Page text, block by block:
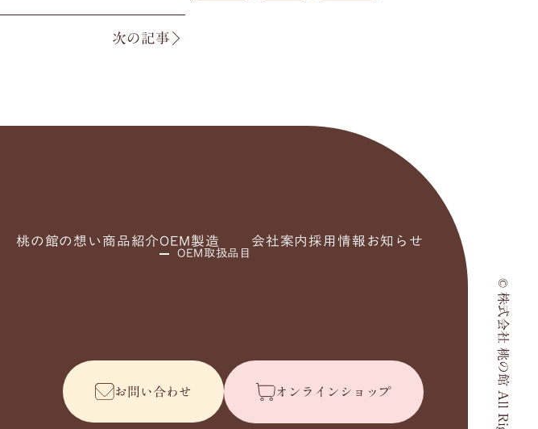
次の記事
桃の館の想い商品紹介OEM製造
OEM取扱品目
会社案内採用情報 お知らせ
お問い合わせ オンラインショップ